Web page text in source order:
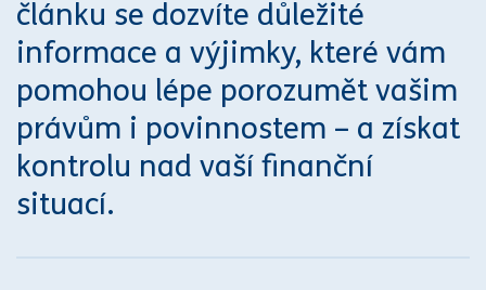
článku se dozvíte důležité
informace a výjimky, které vám
pomohou lépe porozumět vašim
právům i povinnostem – a získat
kontrolu nad vaší finanční
situací.